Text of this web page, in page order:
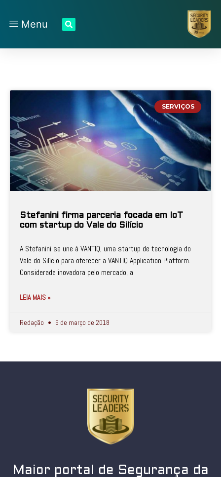
Menu
SERVIÇOS
Stefanini firma parceria focada em IoT
com startup do Vale do Silício
A Stefanini se une à VANTIQ, uma startup de tecnologia do
Vale do Silício para oferecer a VANTIQ Application Platform.
Considerada inovadora pelo mercado, a
LEIA MAIS »
Redação 6 de março de 2018
Maior portal de Segurança da